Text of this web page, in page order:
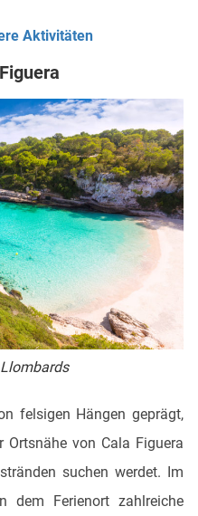
Aktivitäten
felsigen Hängen geprägt,
von Cala Figuera
suchen werdet. Im
dem Ferienort zahlreiche